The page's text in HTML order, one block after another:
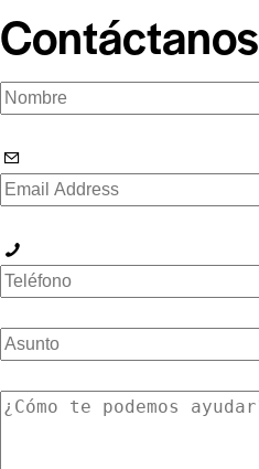
Contáctanos